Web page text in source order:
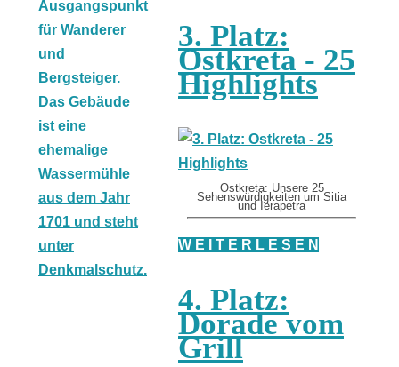
3. Platz:
Ostkreta - 25
Highlights
Ostkreta: Unsere 25
Sehenswürdigkeiten um Sitia
und Ierapetra
W E I T E R L E S E N
4. Platz:
Dorade vom
Grill